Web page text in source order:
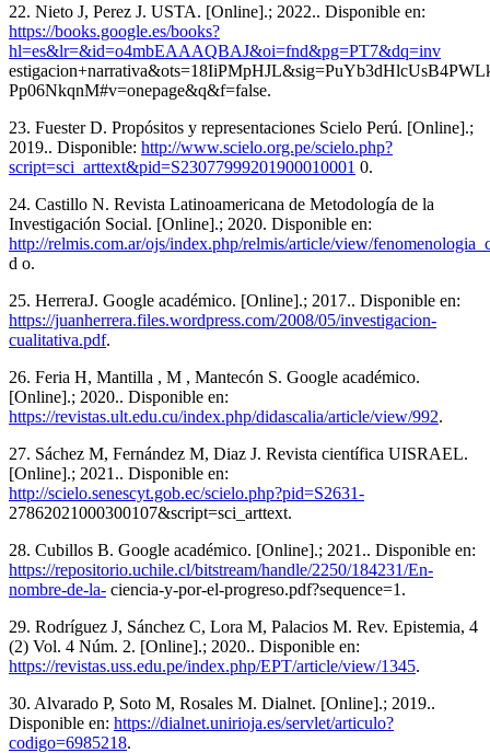
22. Nieto J, Perez J. USTA. [Online].; 2022.. Disponible en:
https://books.google.es/books?
hl=es&lr=&id=o4mbEAAAQBAJ&oi=fnd&pg=PT7&dq=inv
Pp06NkqnM#v=onepage&q&f=false.
23. Fuester D. Propósitos y representaciones Scielo Perú. [Online].;
2019.. Disponible: http://www.scielo.org.pe/scielo.php?
script=sci_arttext&pid=S23077999201900010001 0.
24. Castillo N. Revista Latinoamericana de Metodología de la
Investigación Social. [Online].; 2020. Disponible en:
http://relmis.com.ar/ojs/index.php/relmis/article/view/
d o.
25. HerreraJ. Google académico. [Online].; 2017.. Disponible en:
https://juanherrera.files.wordpress.com/2008/05/investigacion-
cualitativa.pdf.
26. Feria H, Mantilla , M , Mantecón S. Google académico.
[Online].; 2020.. Disponible en:
https://revistas.ult.edu.cu/index.php/didascalia/article/view/992.
27. Sáchez M, Fernández M, Diaz J. Revista científica UISRAEL.
[Online].; 2021.. Disponible en:
http://scielo.senescyt.gob.ec/scielo.php?pid=S2631-
27862021000300107&script=sci_arttext.
28. Cubillos B. Google académico. [Online].; 2021.. Disponible en:
https://repositorio.uchile.cl/bitstream/handle/2250/184231/En-
nombre-de-la- ciencia-y-por-el-progreso.pdf?sequence=1.
29. Rodríguez J, Sánchez C, Lora M, Palacios M. Rev. Epistemia, 4
(2) Vol. 4 Núm. 2. [Online].; 2020.. Disponible en:
https://revistas.uss.edu.pe/index.php/EPT/article/view/1345.
30. Alvarado P, Soto M, Rosales M. Dialnet. [Online].; 2019..
Disponible en: https://dialnet.unirioja.es/servlet/articulo?
codigo=6985218.